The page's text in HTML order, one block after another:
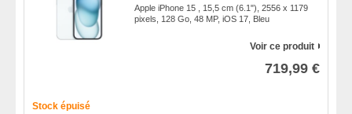
Apple iPhone 15 , 15,5 cm (6.1"), 2556 x 1179
pixels, 128 Go, 48 MP, iOS 17, Bleu
Voir ce produit
719,99 €
Stock épuisé